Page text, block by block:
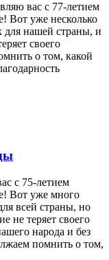
вас с 77-летием
Вот уже несколько
нашей страны, и
своего
о том, какой
с 75-летием
Вот уже много
всей страны, но
не теряет своего
народа и без
помнить о том,